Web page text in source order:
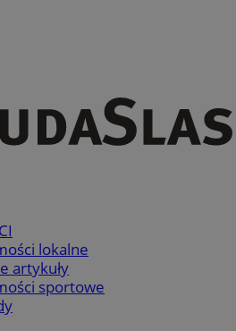
lokalne
artykuły
sportowe